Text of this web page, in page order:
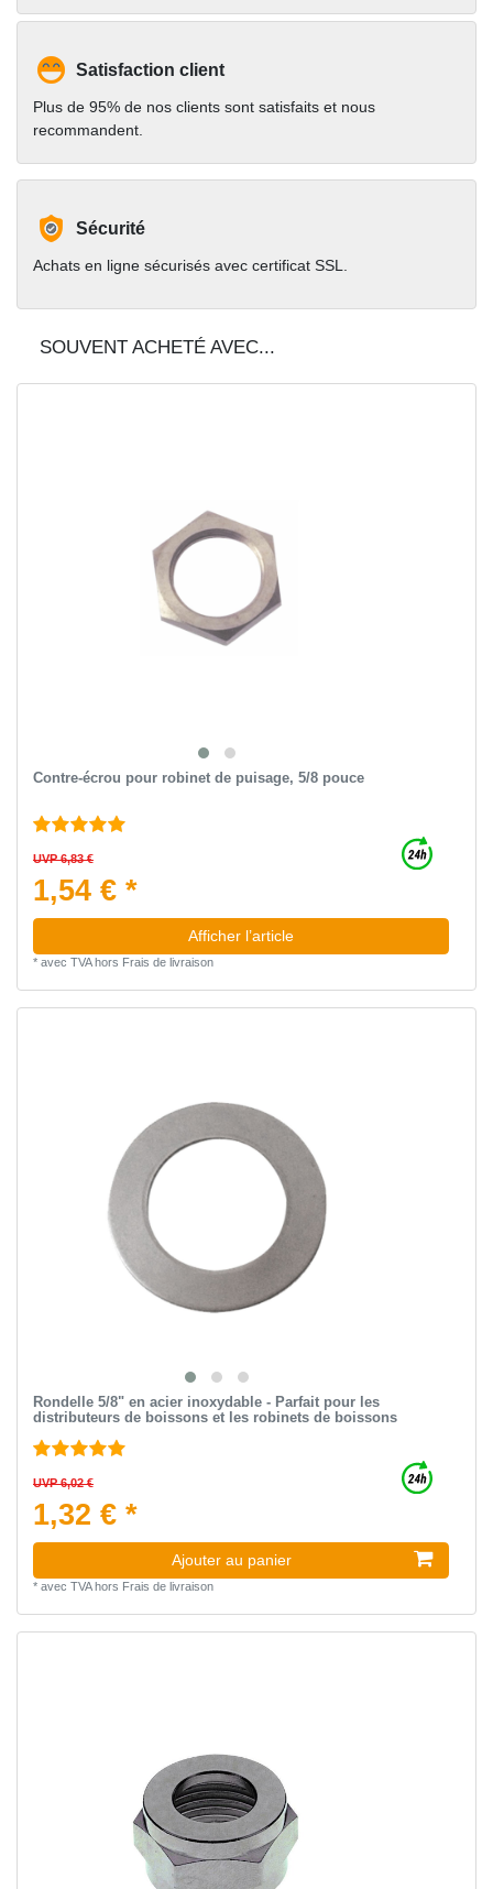
Satisfaction client
Plus de 95% de nos clients sont satisfaits et nous
recommandent.
Sécurité
Achats en ligne sécurisés avec certificat SSL.
SOUVENT ACHETÉ AVEC...
Contre-écrou pour robinet de puisage, 5/8 pouce
UVP 6,83 €
1,54 € *
Afficher l’article
* avec TVAhors Frais de livraison
Rondelle 5/8" en acier inoxydable - Parfait pour les
distributeurs de boissons et les robinets de boissons
UVP 6,02 €
1,32 € *
Ajouter au panier
* avec TVAhors Frais de livraison